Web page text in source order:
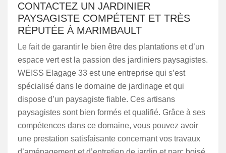
CONTACTEZ UN JARDINIER
PAYSAGISTE COMPÉTENT ET TRÈS
RÉPUTÉE À MARIMBAULT
Le fait de garantir le bien être des plantations et d’un
espace vert est la passion des jardiniers paysagistes.
WEISS Elagage 33 est une entreprise qui s’est
spécialisé dans le domaine de jardinage et qui
dispose d’un paysagiste fiable. Ces artisans
paysagistes sont bien formés et qualifié. Grâce à ses
compétences dans ce domaine, vous pouvez avoir
une prestation satisfaisante concernant vos travaux